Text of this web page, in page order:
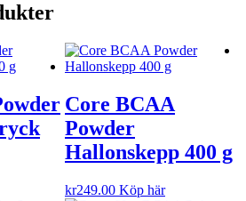
Core BCAA
Powder
Hallonskepp 400 g
kr249.00 Köp här